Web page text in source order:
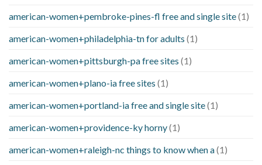
american-women+pembroke-pines-fl free and single site(1)
american-women+philadelphia-tn for adults (1)
american-women+pittsburgh-pa free sites (1)
american-women+plano-ia free sites (1)
american-women+portland-ia free and single site(1)
american-women+providence-ky horny(1)
american-women+raleigh-nc things to know when a(1)